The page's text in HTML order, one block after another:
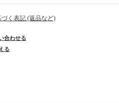
く表記 (返品など)
合わせる
る